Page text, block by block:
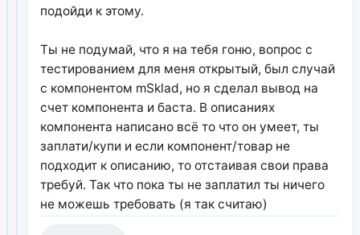
подойди к этому.
Ты не подумай, что я на тебя гоню, вопрос с
тестированием для меня открытый, был случай
с компонентом mSklad, но я сделал вывод на
счет компонента и баста. В описаниях
компонента написано всё то что он умеет, ты
заплати/купи и если компонент/товар не
подходит к описанию, то отстаивая свои права
требуй. Так что пока ты не заплатил ты ничего
не можешь требовать (я так считаю)